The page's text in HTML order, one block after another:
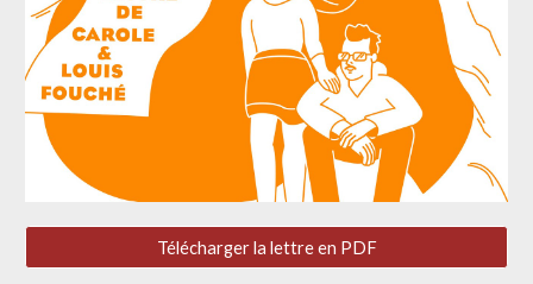
Télécharger la lettre en PDF